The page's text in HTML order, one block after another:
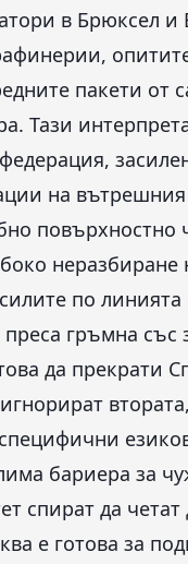
в Брюксел
пакети от
Тази
на
повърхностно
по
преса гръмна
да прекрати
бариера за
спират да
е готова за